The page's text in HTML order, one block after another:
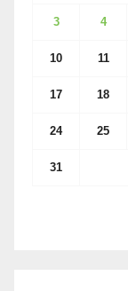
3 4
10 11
17 18
24 25
31